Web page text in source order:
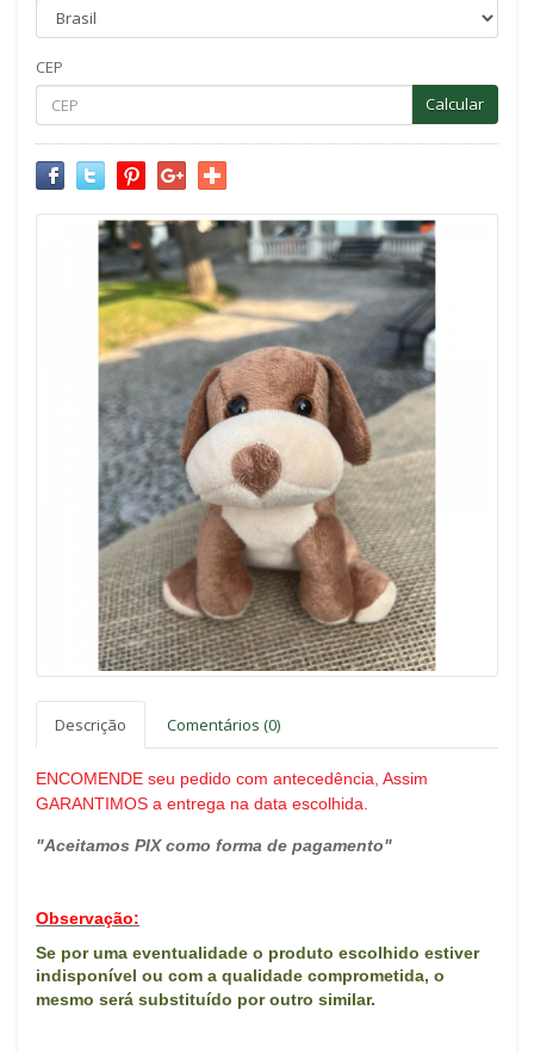
CEP
Calcular
Descrição Comentários (0)
ENCOMENDE seu pedido com antecedência, Assim
GARANTIMOS a entrega na data escolhida.
"Aceitamos PIX como forma de pagamento"
Observação:
Se por uma eventualidade o produto escolhido estiver
indisponível ou com a qualidade comprometida, o
mesmo será substituído por outro similar.